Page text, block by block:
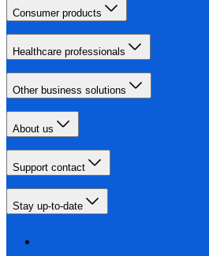
Consumer products
Healthcare professionals
Other business solutions
About us
Support contact
Stay up-to-date